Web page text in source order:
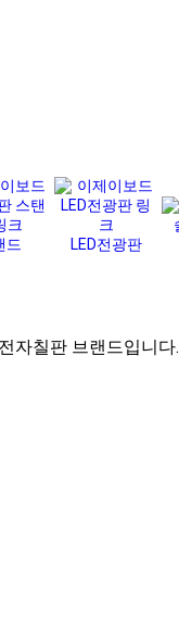
드 LED전광판
자칠판 브랜드입니다.